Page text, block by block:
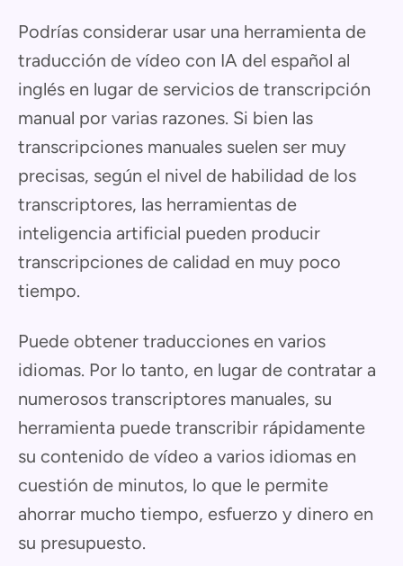
Podrías considerar usar una herramienta de
traducción de vídeo con IA del español al
inglés en lugar de servicios de transcripción
manual por varias razones. Si bien las
transcripciones manuales suelen ser muy
precisas, según el nivel de habilidad de los
transcriptores, las herramientas de
inteligencia artificial pueden producir
transcripciones de calidad en muy poco
tiempo.
Puede obtener traducciones en varios
idiomas. Por lo tanto, en lugar de contratar a
numerosos transcriptores manuales, su
herramienta puede transcribir rápidamente
su contenido de vídeo a varios idiomas en
cuestión de minutos, lo que le permite
ahorrar mucho tiempo, esfuerzo y dinero en
su presupuesto.